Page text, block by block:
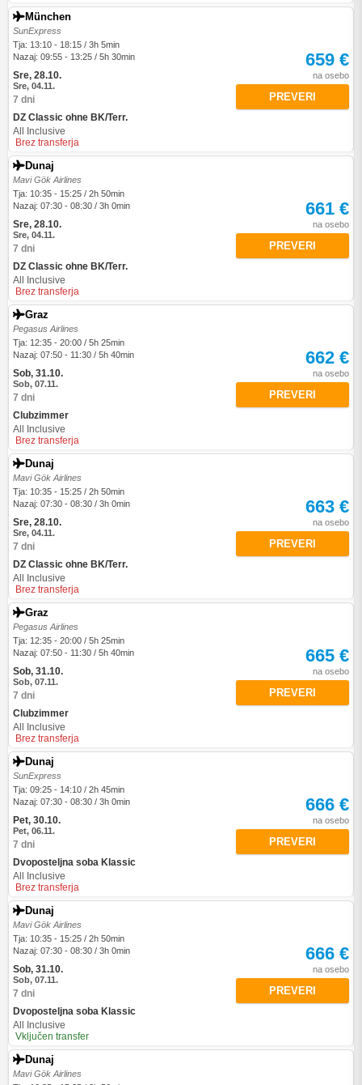
München
SunExpress
Tja: 13:10 - 18:15 / 3h 5min
Nazaj: 09:55 - 13:25 / 5h 30min
Sre, 28.10.
Sre, 04.11.
7 dni
DZ Classic ohne BK/Terr.
All Inclusive
Brez transferja
659 €
na osebo
PREVERI
Dunaj
Mavi Gök Airlines
Tja: 10:35 - 15:25 / 2h 50min
Nazaj: 07:30 - 08:30 / 3h 0min
Sre, 28.10.
Sre, 04.11.
7 dni
DZ Classic ohne BK/Terr.
All Inclusive
Brez transferja
661 €
na osebo
PREVERI
Graz
Pegasus Airlines
Tja: 12:35 - 20:00 / 5h 25min
Nazaj: 07:50 - 11:30 / 5h 40min
Sob, 31.10.
Sob, 07.11.
7 dni
Clubzimmer
All Inclusive
Brez transferja
662 €
na osebo
PREVERI
Dunaj
Mavi Gök Airlines
Tja: 10:35 - 15:25 / 2h 50min
Nazaj: 07:30 - 08:30 / 3h 0min
Sre, 28.10.
Sre, 04.11.
7 dni
DZ Classic ohne BK/Terr.
All Inclusive
Brez transferja
663 €
na osebo
PREVERI
Graz
Pegasus Airlines
Tja: 12:35 - 20:00 / 5h 25min
Nazaj: 07:50 - 11:30 / 5h 40min
Sob, 31.10.
Sob, 07.11.
7 dni
Clubzimmer
All Inclusive
Brez transferja
665 €
na osebo
PREVERI
Dunaj
SunExpress
Tja: 09:25 - 14:10 / 2h 45min
Nazaj: 07:30 - 08:30 / 3h 0min
Pet, 30.10.
Pet, 06.11.
7 dni
Dvoposteljna soba Klassic
All Inclusive
Brez transferja
666 €
na osebo
PREVERI
Dunaj
Mavi Gök Airlines
Tja: 10:35 - 15:25 / 2h 50min
Nazaj: 07:30 - 08:30 / 3h 0min
Sob, 31.10.
Sob, 07.11.
7 dni
Dvoposteljna soba Klassic
All Inclusive
Vključen transfer
666 €
na osebo
PREVERI
Dunaj
Mavi Gök Airlines